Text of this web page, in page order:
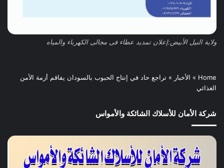
ولاية النيل الأبيض:إعلان تمديد عطاء فى مجالى الكهرباء والمياه
Home
» الأخبار » تراجع حاد في إنتاج الحبوب بالسودان يفاقم أزمة الأمن
الغذائي
شركة الأمان للأسلاك الشائكة والأمواس